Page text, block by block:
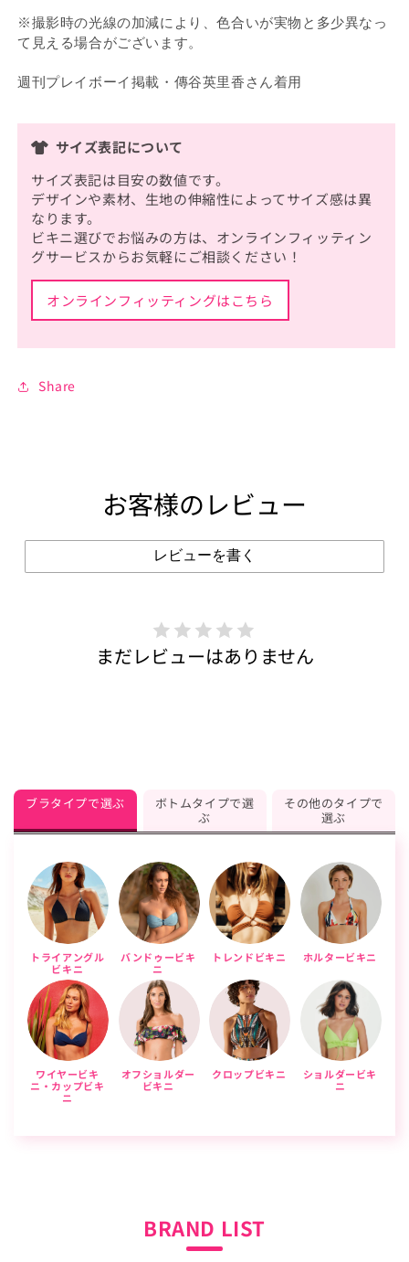
※撮影時の光線の加減により、色合いが実物と多少異なっ
て見える場合がございます。
週刊プレイボーイ掲載・傳谷英里香さん着用
サイズ表記について
サイズ表記は目安の数値です。
デザインや素材、生地の伸縮性によってサイズ感は異
なります。
ビキニ選びでお悩みの方は、オンラインフィッティン
グサービスからお気軽にご相談ください！
オンラインフィッティングはこちら
Share
お客様のレビュー
レビューを書く
まだレビューはありません
ブラタイプで選ぶ
ボトムタイプで選
ぶ
その他のタイプで
選ぶ
トライアングル
ビキニ
バンドゥービキ
ニ
トレンドビキニ ホルタービキニ
ワイヤービキ
ニ・カップビキ
ニ
オフショルダー
ビキニ
クロップビキニ
ショルダービキ
ニ
BRAND LIST